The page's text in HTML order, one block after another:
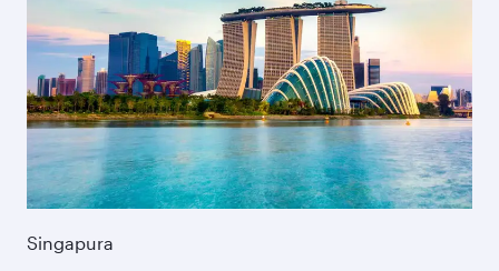
Singapura